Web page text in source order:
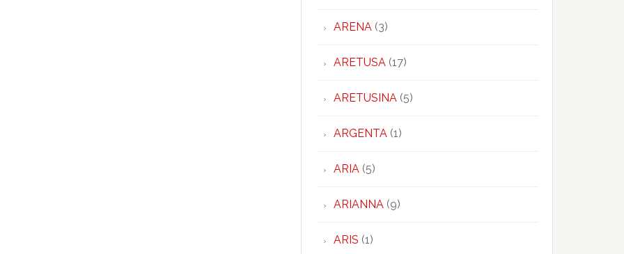
ARENA (3)
ARETUSA (17)
ARETUSINA (5)
ARGENTA (1)
ARIA (5)
ARIANNA (9)
ARIS (1)